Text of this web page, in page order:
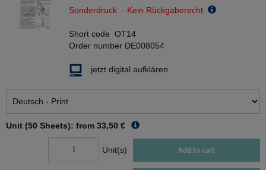
Sonderdruck - Kein Rückgaberecht
Short code OT14
Order number DE008054
jetzt digital aufklären
Unit (50 Sheets): from 33,50 €
Unit(s) Add to cart